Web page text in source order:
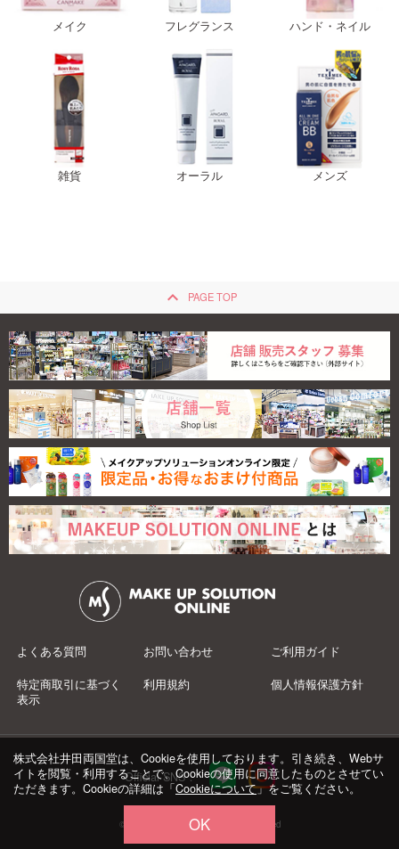
メイク フレグランス ハンド・ネイル
雑貨 オーラル メンズ
keyboard_arrow_up PAGE TOP
よくある質問 お問い合わせ ご利用ガイド
特定商取引に基づく
表示
利用規約 個人情報保護方針
Official SNS：
© 井田両国堂 Co.,Ltd.All Rights Reserved
株式会社井田両国堂は、Cookieを使用しております。引き続き、Webサ
イトを閲覧・利用することで、Cookieの使用に同意したものとさせてい
ただきます。Cookieの詳細は「Cookieについて」をご覧ください。
OK